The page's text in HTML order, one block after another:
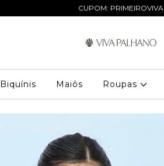
CUPOM: PRIMEIROVIVA
Biquínis Maiôs Roupas